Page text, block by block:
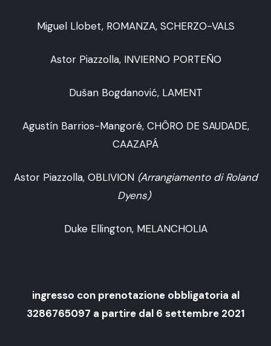
Miguel Llobet, ROMANZA, SCHERZO-VALS
Astor Piazzolla, INVIERNO PORTEÑO
Dušan Bogdanović, LAMENT
Agustín Barrios-Mangoré, CHÔRO DE SAUDADE,
CAAZAPÁ
Astor Piazzolla, OBLIVION (Arrangiamento di Roland
Dyens)
Duke Ellington, MELANCHOLIA
ingresso con prenotazione obbligatoria al
3286765097 a partire dal 6 settembre 2021